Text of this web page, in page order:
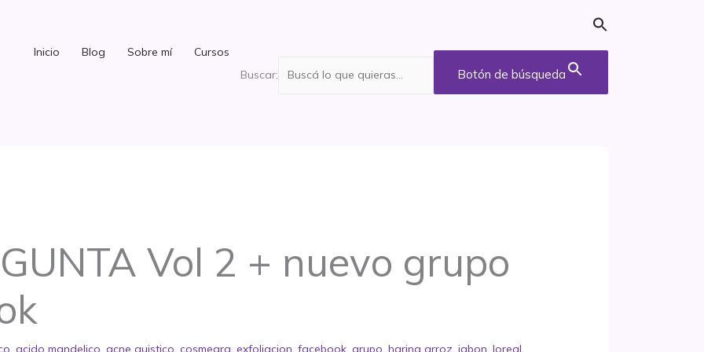
Inicio Blog Sobre mí
Cursos
Buscar:
Botón de búsqueda
Vol 2 + nuevo grupo
,acido mandelico,acne quistico,cosmearg,exfoliacion,facebook,grupo,harina arroz,jabon,loreal,